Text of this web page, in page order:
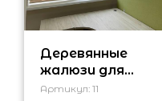
Деревянные
жалюзи для
офиса
Артикул: 11